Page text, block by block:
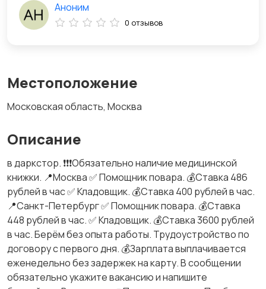
Местоположение
Московская область, Москва
Описание
в даркстор. ❗❗❗Обязательно наличие медицинской
книжки. 📍Москва ✅ Помощник повара. 💰Ставка 486
рублей в час ✅ Кладовщик. 💰Ставка 400 рублей в час.
📍Санкт-Петербург ✅ Помощник повара. 💰Ставка
448 рублей в час. ✅ Кладовщик. 💰Ставка 3600 рублей
в час. Берём без опыта работы. Трудоустройство по
договору с первого дня. 💰Зарплата выплачивается
еженедельно без задержек на карту. В сообщении
обязательно укажите вакансию и напишите
Аноним
0 отзывов